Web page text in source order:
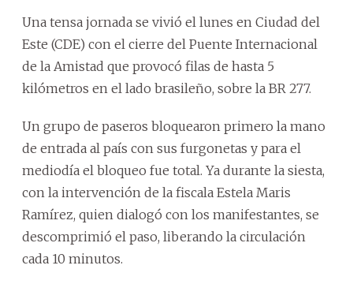
Una tensa jornada se vivió el lunes en Ciudad del
Este (CDE) con el cierre del Puente Internacional
de la Amistad que provocó filas de hasta 5
kilómetros en el lado brasileño, sobre la BR 277.
Un grupo de paseros bloquearon primero la mano
de entrada al país con sus furgonetas y para el
mediodía el bloqueo fue total. Ya durante la siesta,
con la intervención de la fiscala Estela Maris
Ramírez, quien dialogó con los manifestantes, se
descomprimió el paso, liberando la circulación
cada 10 minutos.